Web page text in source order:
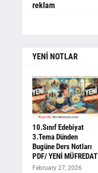
reklam
YENİ NOTLAR
10.Sınıf Edebiyat
3.Tema Dünden
Bugüne Ders Notları
PDF/ YENİ MÜFREDAT
February 27, 2026